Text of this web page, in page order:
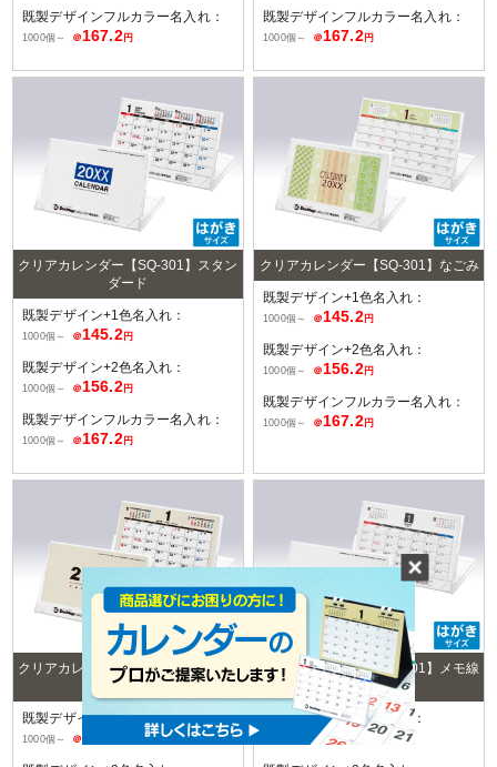
既製デザインフルカラー名入れ：
1000個～ ＠167.2円
既製デザインフルカラー名入れ：
1000個～ ＠167.2円
クリアカレンダー【SQ-301】スタン
ダード
既製デザイン+1色名入れ：
1000個～ ＠145.2円
既製デザイン+2色名入れ：
1000個～ ＠156.2円
既製デザインフルカラー名入れ：
1000個～ ＠167.2円
クリアカレンダー【SQ-301】なごみ
既製デザイン+1色名入れ：
1000個～ ＠145.2円
既製デザイン+2色名入れ：
1000個～ ＠156.2円
既製デザインフルカラー名入れ：
1000個～ ＠167.2円
クリアカレンダー【SQ-301】ナチュ
ラル
既製デザイン+1色名入れ：
1000個～ ＠
クリアカレンダー【SQ-301】メモ線
入り
既製デザイン+1色名入れ：
＠145.2